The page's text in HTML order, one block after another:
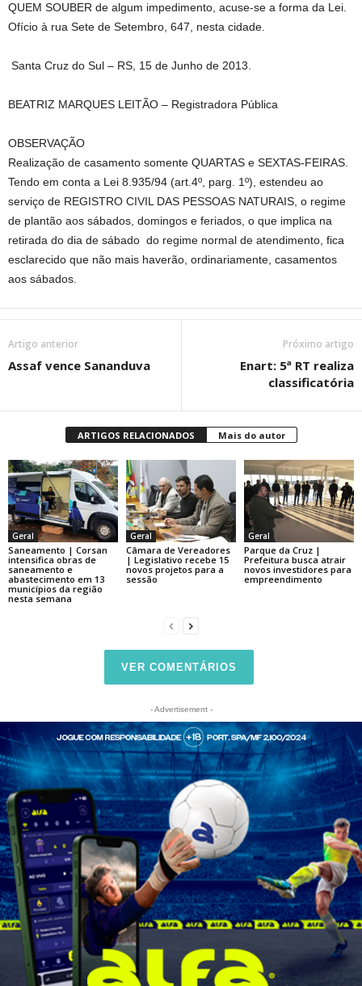
QUEM SOUBER de algum impedimento, acuse-se a forma da Lei.
Ofício à rua Sete de Setembro, 647, nesta cidade.
Santa Cruz do Sul – RS, 15 de Junho de 2013.
BEATRIZ MARQUES LEITÃO – Registradora Pública
OBSERVAÇÃO
Realização de casamento somente QUARTAS e SEXTAS-FEIRAS.
Tendo em conta a Lei 8.935/94 (art.4º, parg. 1º), estendeu ao
serviço de REGISTRO CIVIL DAS PESSOAS NATURAIS, o regime
de plantão aos sábados, domingos e feriados, o que implica na
retirada do dia de sábado do regime normal de atendimento, fica
esclarecido que não mais haverão, ordinariamente, casamentos
aos sábados.
Artigo anterior
Assaf vence Sananduva
Próximo artigo
Enart: 5ª RT realiza
classificatória
ARTIGOS RELACIONADOS Mais do autor
Geral
Saneamento | Corsan
intensifica obras de
saneamento e
abastecimento em 13
municípios da região
nesta semana
Geral
Câmara de Vereadores
| Legislativo recebe 15
novos projetos para a
sessão
Geral
Parque da Cruz |
Prefeitura busca atrair
novos investidores para
empreendimento
VER COMENTÁRIOS
- Advertisement -